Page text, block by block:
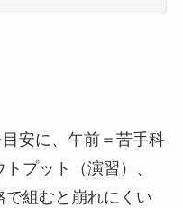
目安に、午前＝苦手科
プット（演習）、
組むと崩れにくい